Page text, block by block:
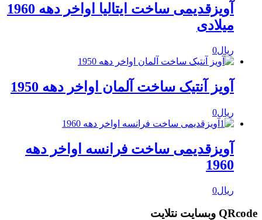
آویزقدیمی ساخت ایتالیا اواخر دهه 1960
میلادی
ریال0
آویز آنتیک ساخت آلمان اواخر دهه 1950
ریال0
آویزقدیمی ساخت فرانسه اواخر دهه
1960
ریال0
QRcode وبسایت نتلایت